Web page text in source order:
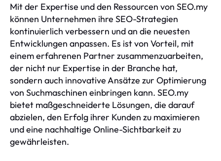
Mit der Expertise und den Ressourcen von SEO.my
können Unternehmen ihre SEO-Strategien
kontinuierlich verbessern und an die neuesten
Entwicklungen anpassen. Es ist von Vorteil, mit
einem erfahrenen Partner zusammenzuarbeiten,
der nicht nur Expertise in der Branche hat,
sondern auch innovative Ansätze zur Optimierung
von Suchmaschinen einbringen kann. SEO.my
bietet maßgeschneiderte Lösungen, die darauf
abzielen, den Erfolg ihrer Kunden zu maximieren
und eine nachhaltige Online-Sichtbarkeit zu
gewährleisten.